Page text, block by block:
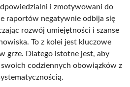
i zmotywowani do
raportów negatywnie odbija się
rozwój umiejętności i szanse
To z kolei jest kluczowe
grze. Dlatego istotne jest, aby
codziennych obowiązków z